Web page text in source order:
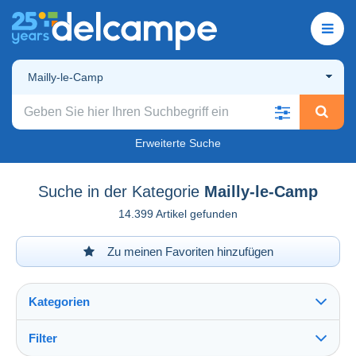
Mailly-le-Camp
Erweiterte Suche
Suche in der Kategorie Mailly-le-Camp
14.399 Artikel gefunden
Zu meinen Favoriten hinzufügen
Kategorien
Filter